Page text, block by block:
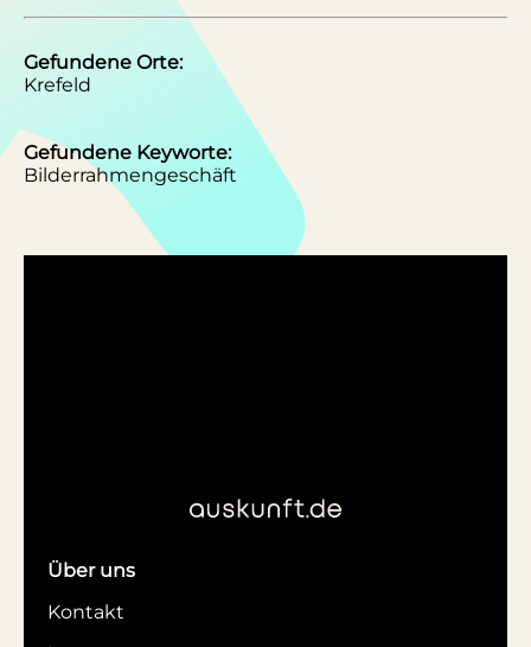
Gefundene Orte:
Krefeld
Gefundene Keyworte:
Bilderrahmengeschäft
Über uns
Kontakt